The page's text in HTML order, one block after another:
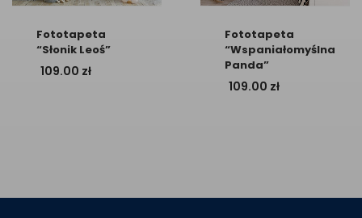
Fototapeta
“Słonik Leoś”
109.00 zł
Fototapeta
“Wspaniałomyślna
Panda”
109.00 zł